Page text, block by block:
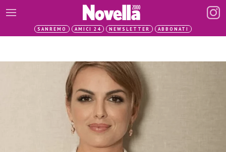
SANREMO AMICI 24 NEWSLETTER ABBONATI